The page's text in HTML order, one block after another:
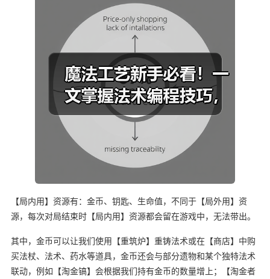
【局内用】资源有：金币、钥匙、生命值，不同于【局外用】资
源，每次对局结束时【局内用】资源都会留在游戏中，无法带出。
其中，金币可以让我们使用【重筑炉】重铸法术或在【商店】中购
买法杖、法术、药水等道具，金币还会与部分遗物和某个独特法术
联动，例如【淘金镐】会根据我们持有金币的数量增上；【淘金者